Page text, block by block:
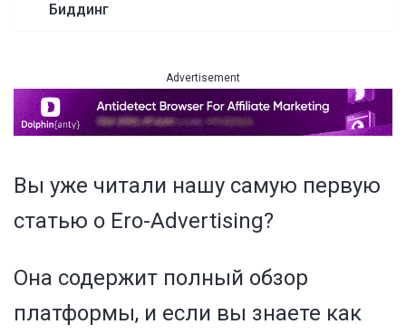
Биддинг
Advertisement
Вы уже читали нашу самую первую
статью о Ero-Advertising?
Она содержит полный обзор
платформы, и если вы знаете как